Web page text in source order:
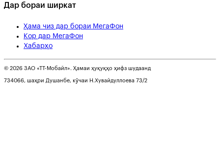
Дар бораи ширкат
Ҳама чиз дар бораи МегаФон
Кор дар МегаФон
Хабарҳо
© 2026 ЗАО «ТТ-Мобайл». Ҳамаи ҳуқуқҳо ҳифз шудаанд
734066, шаҳри Душанбе, кӯчаи Н.Хувайдуллоева 73/2